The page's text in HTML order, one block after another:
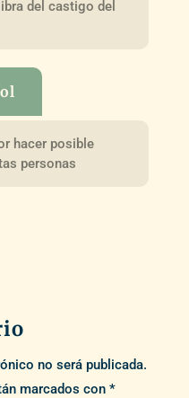
del castigo del
hacer posible
personas
no será publicada.
marcados con *